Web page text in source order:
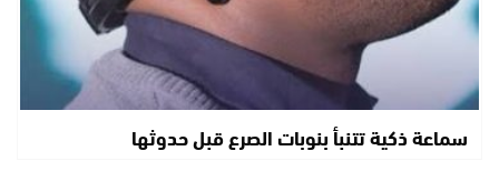
سماعة ذكية تتنبأ بنوبات الصرع قبل حدوثها